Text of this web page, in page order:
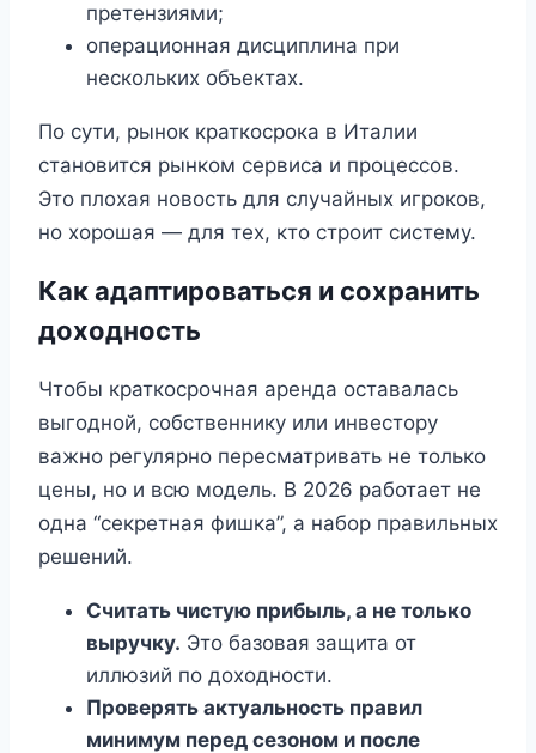
претензиями;
операционная дисциплина при
нескольких объектах.
По сути, рынок краткосрока в Италии
становится рынком сервиса и процессов.
Это плохая новость для случайных игроков,
но хорошая — для тех, кто строит систему.
Как адаптироваться и сохранить
доходность
Чтобы краткосрочная аренда оставалась
выгодной, собственнику или инвестору
важно регулярно пересматривать не только
цены, но и всю модель. В 2026 работает не
одна “секретная фишка”, а набор правильных
решений.
Считать чистую прибыль, а не только
выручку. Это базовая защита от
иллюзий по доходности.
Проверять актуальность правил
минимум перед сезоном и после